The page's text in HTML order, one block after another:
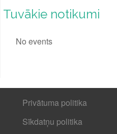
Tuvākie notikumi
No events
Privātuma politika
Sīkdatņu politika